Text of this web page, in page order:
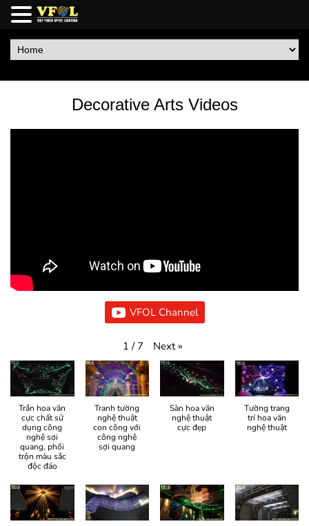
Decorative Arts Videos
VFOL Channel
1 / 7 Next »
Trần hoa văn
cực chất sử
dụng công
nghệ sợi
quang, phối
trộn màu sắc
độc đáo
Tranh tường
nghệ thuật
con công với
công nghệ
sợi quang
Sàn hoa văn
nghệ thuật
cực đẹp
Tường trang
trí hoa văn
nghệ thuật